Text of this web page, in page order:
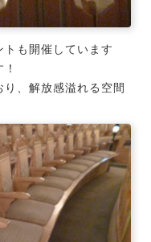
も開催しています
、解放感溢れる空間